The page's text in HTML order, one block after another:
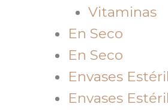
Vitaminas
En Seco
En Seco
Envases
Envases